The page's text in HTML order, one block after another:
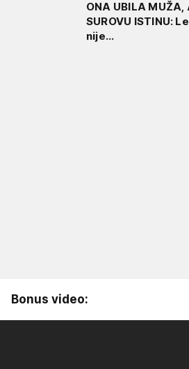
ONA UBILA
SUROVU ISTINU:
nije...
Bonus video: